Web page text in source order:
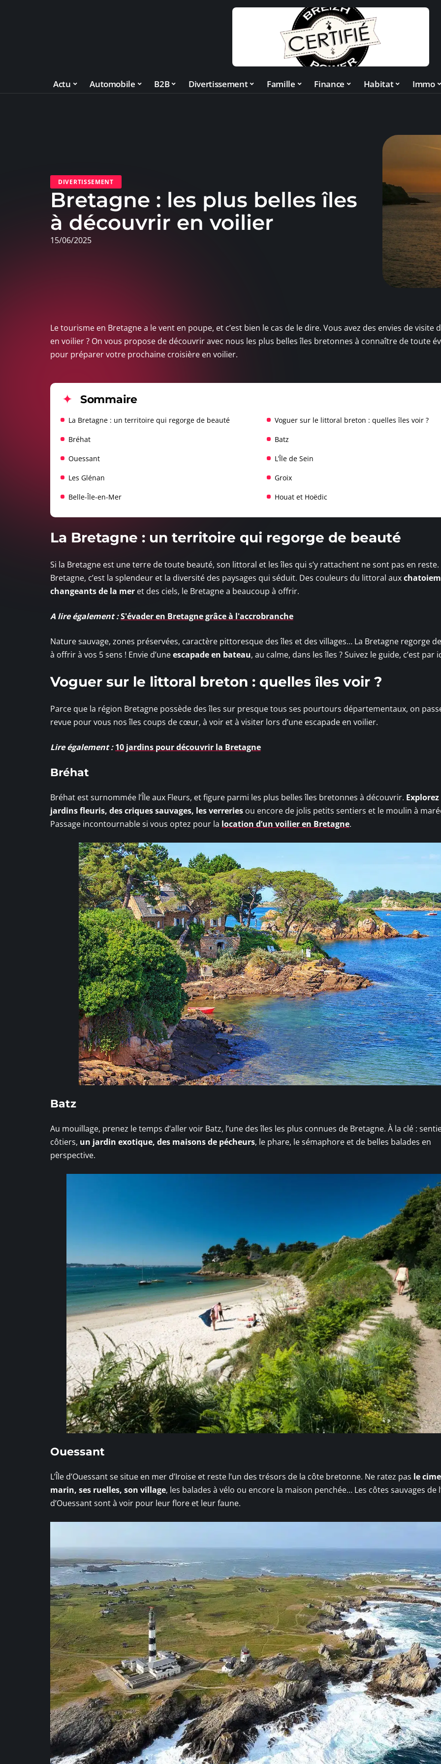
Actu Automobile B2B Divertissement Famille Finance Habitat Immo
DIVERTISSEMENT
Bretagne : les plus belles îles
à découvrir en voilier
15/06/2025
Le tourisme en Bretagne a le vent en poupe, et c’est bien le cas de le dire. Vous avez des envies de visite
en voilier ? On vous propose de découvrir avec nous les plus belles îles bretonnes à connaître de toute
pour préparer votre prochaine croisière en voilier.
Sommaire
La Bretagne : un territoire qui regorge de beauté Voguer sur le littoral breton : quelles îles voir ?
Bréhat Batz
Ouessant L’Île de Sein
Les Glénan Groix
Belle-Île-en-Mer Houat et Hoëdic
La Bretagne : un territoire qui regorge de beauté
Si la Bretagne est une terre de toute beauté, son littoral et les îles qui s’y rattachent ne sont pas en reste.
Bretagne, c’est la splendeur et la diversité des paysages qui séduit. Des couleurs du littoral aux
changeants de la mer et des ciels, le Bretagne a beaucoup à offrir.
A lire également :S'évader en Bretagne grâce à l'accrobranche
Nature sauvage, zones préservées, caractère pittoresque des îles et des villages… La Bretagne regorge
à offrir à vos 5 sens ! Envie d’uneescapade en bateau, au calme, dans les îles ? Suivez le guide, c’est par
Voguer sur le littoral breton : quelles îles voir ?
Parce que la région Bretagne possède des îles sur presque tous ses pourtours départementaux, on
revue pour vous nos îles coups de cœur, à voir et à visiter lors d’une escapade en voilier.
Lire également : 10 jardins pour découvrir la Bretagne
Bréhat
Bréhat est surnommée l’Île aux Fleurs, et figure parmi les plus belles îles bretonnes à découvrir. Explorez
jardins fleuris, des criques sauvages, les verreries ou encore de jolis petits sentiers et le moulin à
Passage incontournable si vous optez pour la location d’un voilier en Bretagne.
Batz
Au mouillage, prenez le temps d’aller voir Batz, l’une des îles les plus connues de Bretagne. À la clé :
côtiers, un jardin exotique, des maisons de pécheurs, le phare, le sémaphore et de belles balades en
perspective.
Ouessant
L’Île d’Ouessant se situe en mer d’Iroise et reste l’un des trésors de la côte bretonne. Ne ratez pas le
marin, ses ruelles, son village, les balades à vélo ou encore la maison penchée… Les côtes sauvages de
d’Ouessant sont à voir pour leur flore et leur faune.